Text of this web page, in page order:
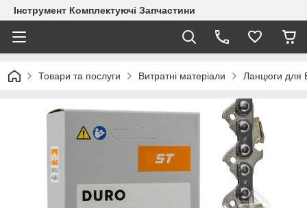
Інструмент Комплектуючі Запчастини
Товари та послуги Витратні матеріали Ланцюги для